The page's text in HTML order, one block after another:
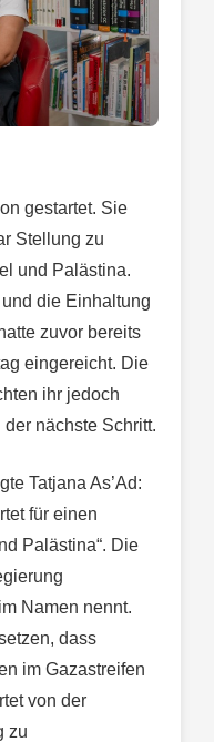
gestartet. Sie
Stellung zu
und Palästina.
die Einhaltung
zuvor bereits
eingereicht. Die
ihr jedoch
nächste Schritt.
Tatjana As’Ad:
für einen
Palästina“. Die
Namen nennt.
dass
im Gazastreifen
von der
zu